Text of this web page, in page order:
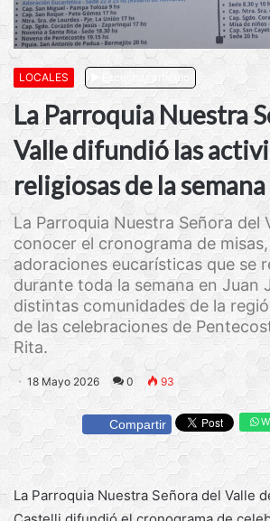
LOCALES Escuchar artículo
La Parroquia Nuestra
Valle difundió las
religiosas de la semana
La Parroquia Nuestra Señora del
conocer el cronograma de
adoraciones eucarísticas que se
durante toda la semana en Juan
distintas comunidades de la
de las celebraciones de
Rita.
18 Mayo 2026 0 93
Compartir
La Parroquia Nuestra Señora del Valle